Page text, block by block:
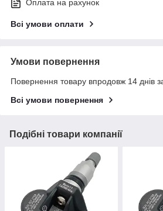
Оплата на рахунок
Всі умови оплати
Умови повернення
Повернення товару впродовж 14 днів
Всі умови повернення
Подібні товари компанії